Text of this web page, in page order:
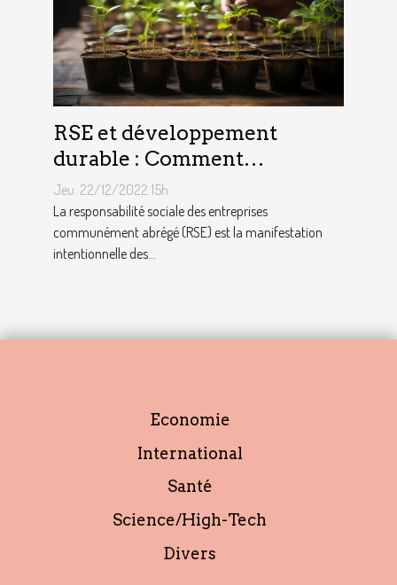
RSE et développement
durable : Comment
décrocher vite un emploi
avec ce profil ?
Jeu. 22/12/2022 15h
La responsabilité sociale des entreprises
communément abrégé (RSE) est la manifestation
intentionnelle des...
Economie
International
Santé
Science/High-Tech
Divers